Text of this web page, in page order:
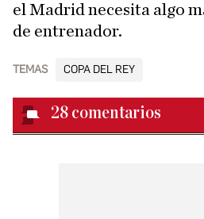
el Madrid necesita algo
de entrenador.
TEMAS COPA DEL REY
28 comentarios